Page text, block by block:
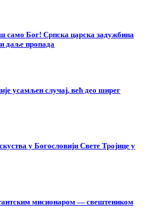
само Бог! Српска царска задужбина
и даље пропада
усамљен случај, већ део ширег
у Богословији Свете Тројице у
мисионаром — свештеником